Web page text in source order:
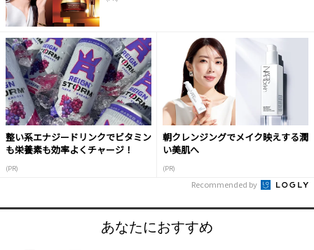
整い系エナジードリンクでビタミン
も栄養素も効率よくチャージ！
(PR)
朝クレンジングでメイク映えする潤
い美肌へ
(PR)
Recommended by
あなたにおすすめ